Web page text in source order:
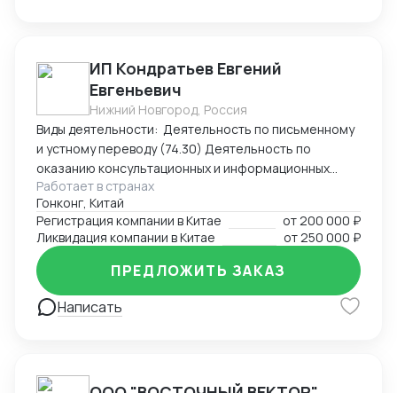
ИП Кондратьев Евгений
Евгеньевич
Нижний Новгород, Россия
Виды деятельности: Деятельность по письменному
и устному переводу (74.30) Деятельность по
оказанию консультационных и информационных
услуг (63.99.1) Услуги по бронированию прочие и
сопутствующая деятельность (79.90)
Работает в странах
Гонконг, Китай
Регистрация компании в Китае
от200 000 ₽
Ликвидация компании в Китае
от250 000 ₽
Написать
ПРЕДЛОЖИТЬ ЗАКАЗ